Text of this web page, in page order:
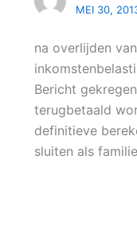
MEI 30,
na overlijden
Bericht
terugbetaald
definitieve
sluiten als